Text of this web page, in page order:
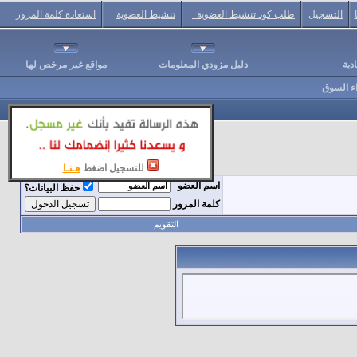
للتسجيل اضغط هـنـا
التسجيل طلب كود تنشيط العضوية تنشيط العضوية استعادة كلمة المرور
دليل مزودي المعلومات مواقع غير مرخص لها
السوق
اسم العضو
حفظ البيانات؟
كلمة المرور
التقويم